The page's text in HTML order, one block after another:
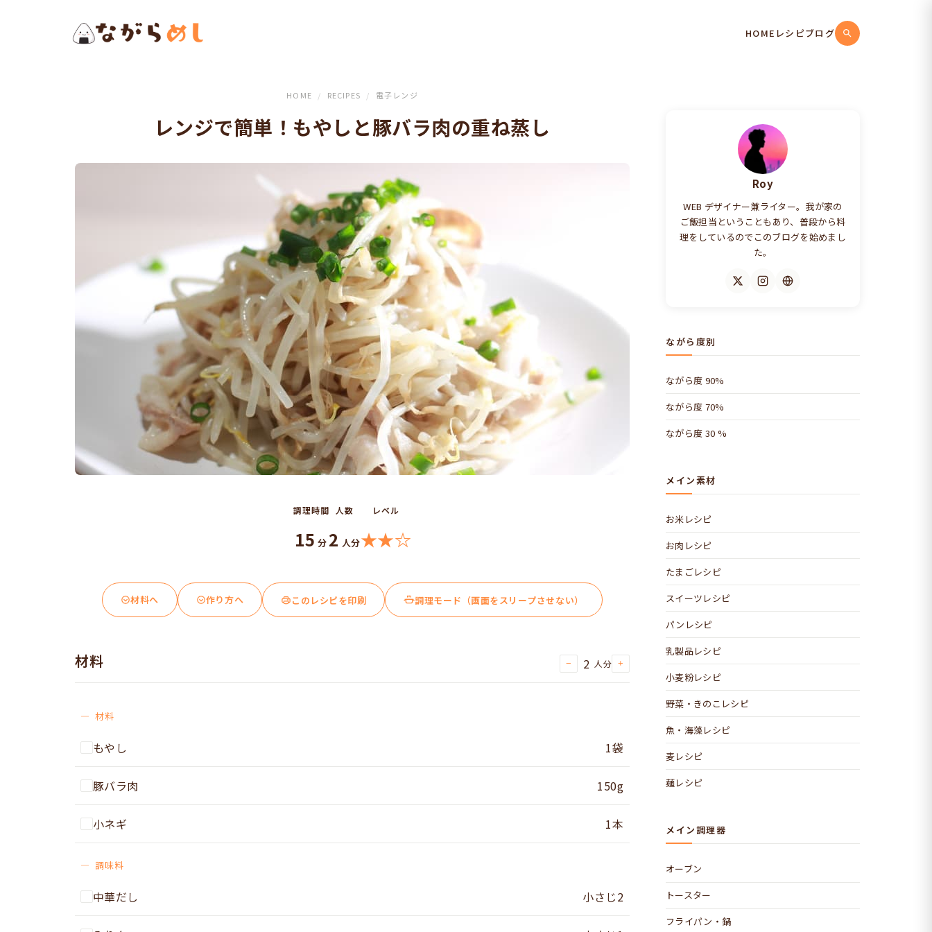
HOME レシピブログ
HOME / RECIPES / 電子レンジ
レンジで簡単！もやしと豚バラ肉の重ね蒸し
調理時間
15 分
人数
2 人分
レベル
★★☆
材料へ 作り方へ このレシピを印刷 調理モード（画面をスリープさせない）
材料 − 2 人分 +
材料
もやし 1袋
豚バラ肉 150g
小ネギ 1本
調味料
中華だし 小さじ2
Roy
WEB デザイナー兼ライター。我が家の
ご飯担当ということもあり、普段から料
理をしているのでこのブログを始めまし
た。
ながら度別
ながら度 90%
ながら度 70%
ながら度 30 %
メイン素材
お米レシピ
お肉レシピ
たまごレシピ
スイーツレシピ
パンレシピ
乳製品レシピ
小麦粉レシピ
野菜・きのこレシピ
魚・海藻レシピ
麦レシピ
麺レシピ
メイン調理器
オーブン
トースター
フライパン・鍋